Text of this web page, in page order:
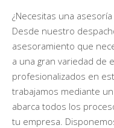
¿Necesitas una
Desde nuestro
asesoramiento que
a una gran variedad de
profesionalizados en
trabajamos mediante
abarca todos los
tu empresa.